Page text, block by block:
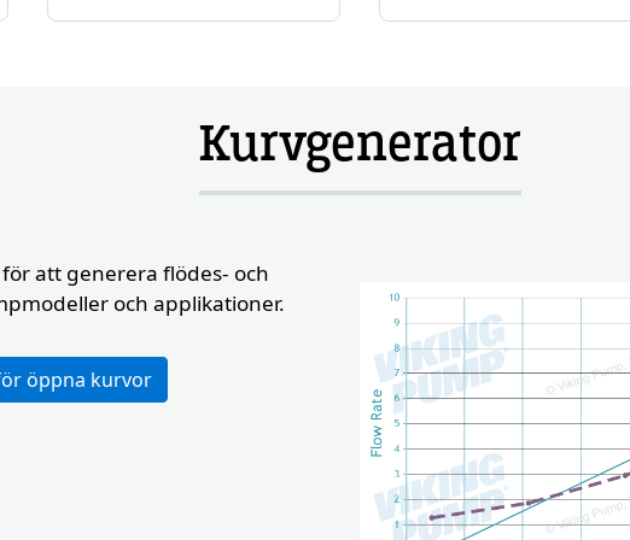
Kurvgenerator
One
att generera flödes- och
och applikationer.
öppna kurvor
Custom
Image